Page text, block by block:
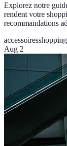
Explorez notre
rendent votre
recommandations
accessoires
Aug 2